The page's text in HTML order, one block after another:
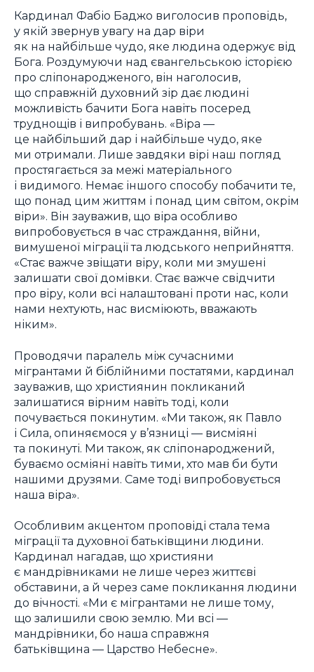
Кардинал Фабіо Баджо виголосив проповідь,
у якій звернув увагу на дар віри
як на найбільше чудо, яке людина одержує від
Бога. Роздумуючи над євангельською історією
про сліпонародженого, він наголосив,
що справжній духовний зір дає людині
можливість бачити Бога навіть посеред
труднощів і випробувань. «Віра —
це найбільший дар і найбільше чудо, яке
ми отримали. Лише завдяки вірі наш погляд
простягається за межі матеріального
і видимого. Немає іншого способу побачити те,
що понад цим життям і понад цим світом, окрім
віри». Він зауважив, що віра особливо
випробовується в час страждання, війни,
вимушеної міграції та людського неприйняття.
«Стає важче звіщати віру, коли ми змушені
залишати свої домівки. Стає важче свідчити
про віру, коли всі налаштовані проти нас, коли
нами нехтують, нас висміюють, вважають
ніким».
Проводячи паралель між сучасними
мігрантами й біблійними постатями, кардинал
зауважив, що християнин покликаний
залишатися вірним навіть тоді, коли
почувається покинутим. «Ми також, як Павло
і Сила, опиняємося у в’язниці — висміяні
та покинуті. Ми також, як сліпонароджений,
буваємо осміяні навіть тими, хто мав би бути
нашими друзями. Саме тоді випробовується
наша віра».
Особливим акцентом проповіді стала тема
міграції та духовної батьківщини людини.
Кардинал нагадав, що християни
є мандрівниками не лише через життєві
обставини, а й через саме покликання людини
до вічності. «Ми є мігрантами не лише тому,
що залишили свою землю. Ми всі —
мандрівники, бо наша справжня
батьківщина — Царство Небесне».